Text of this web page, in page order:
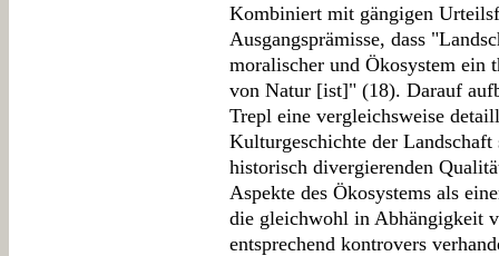
Kombiniert mit gängigen
Ausgangsprämisse, dass
moralischer und Ökosystem ein
von Natur [ist]" (18). Darauf
Trepl eine vergleichsweise
Kulturgeschichte der
historisch divergierenden
Aspekte des Ökosystems als
die gleichwohl in Abhängigkeit
entsprechend kontrovers